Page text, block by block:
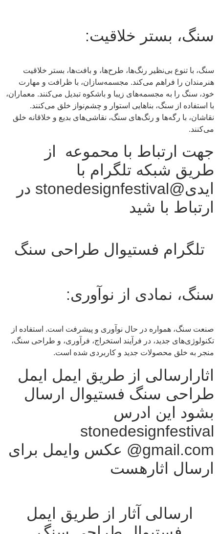
سنگ، بستر خلاقیت:
سنگ، با تنوع بی‌نظیر رنگ‌ها، طرح‌ها، و بافت‌ها، بستر خلاقیت
هنرمندان را فراهم می‌کند. مجسمه‌سازان، با ظرافت و مهارت
خود، سنگ را به مجسمه‌های زیبا و باشکوه تبدیل می‌کنند. معماران،
با استفاده از سنگ، بناهایی استوار و چشم‌نواز خلق می‌کنند.
نقاشان، با رگه‌ها و رنگ‌های سنگ، نقاشی‌های بدیع و خلاقانه خلق
می‌کنند.
جهت ارتباط با محموعه از
طریق شبکه تلگرام با
ایدی@stonedesignfestival در
ارتباط با شید
تلگرام فستیوال طراحی سنگ
سنگ، نمادی از نوآوری:
صنعت سنگ، همواره در حال نوآوری و پیشرفت است. استفاده از
تکنولوژی‌های جدید، در فرآیند استخراج، فرآوری، و طراحی سنگ،
منجر به خلق محصولات جدید و کاربردی شده است.
اثارارسالی از طریق ایمل ایمل
طراحی سنگ فستیوال ارسال
بشود این ادرس
stonedesignfestival
@gmail.com عکس وایمل برای
ارسال اثارهست
ارسالی آثار از طریق ایمل